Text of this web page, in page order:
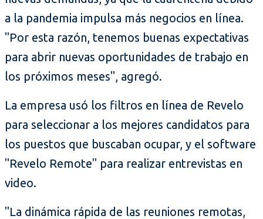
a la pandemia impulsa más negocios en línea.
"Por esta razón, tenemos buenas expectativas
para abrir nuevas oportunidades de trabajo en
los próximos meses", agregó.
La empresa usó los filtros en línea de Revelo
para seleccionar a los mejores candidatos para
los puestos que buscaban ocupar, y el software
"Revelo Remote" para realizar entrevistas en
video.
"La dinámica rápida de las reuniones remotas,